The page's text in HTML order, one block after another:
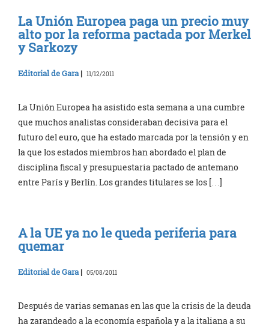
La Unión Europea paga un precio muy
alto por la reforma pactada por Merkel
y Sarkozy
Editorial de Gara | 11/12/2011
La Unión Europea ha asistido esta semana a una cumbre
que muchos analistas consideraban decisiva para el
futuro del euro, que ha estado marcada por la tensión y en
la que los estados miembros han abordado el plan de
disciplina fiscal y presupuestaria pactado de antemano
entre París y Berlín. Los grandes titulares se los […]
A la UE ya no le queda periferia para
quemar
Editorial de Gara | 05/08/2011
Después de varias semanas en las que la crisis de la deuda
ha zarandeado a la economía española y a la italiana a su